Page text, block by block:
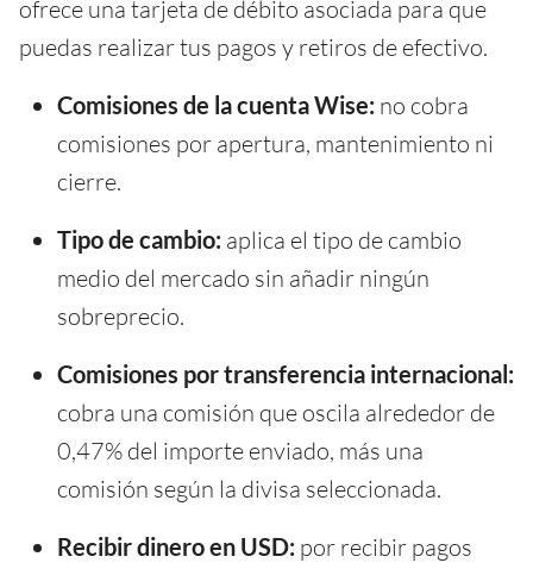
ofrece una tarjeta de débito asociada para que
puedas realizar tus pagos y retiros de efectivo.
Comisiones de la cuenta Wise: no cobra
comisiones por apertura, mantenimiento ni
cierre.
Tipo de cambio: aplica el tipo de cambio
medio del mercado sin añadir ningún
sobreprecio.
Comisiones por transferencia internacional:
cobra una comisión que oscila alrededor de
0,47% del importe enviado, más una
comisión según la divisa seleccionada.
Recibir dinero en USD: por recibir pagos